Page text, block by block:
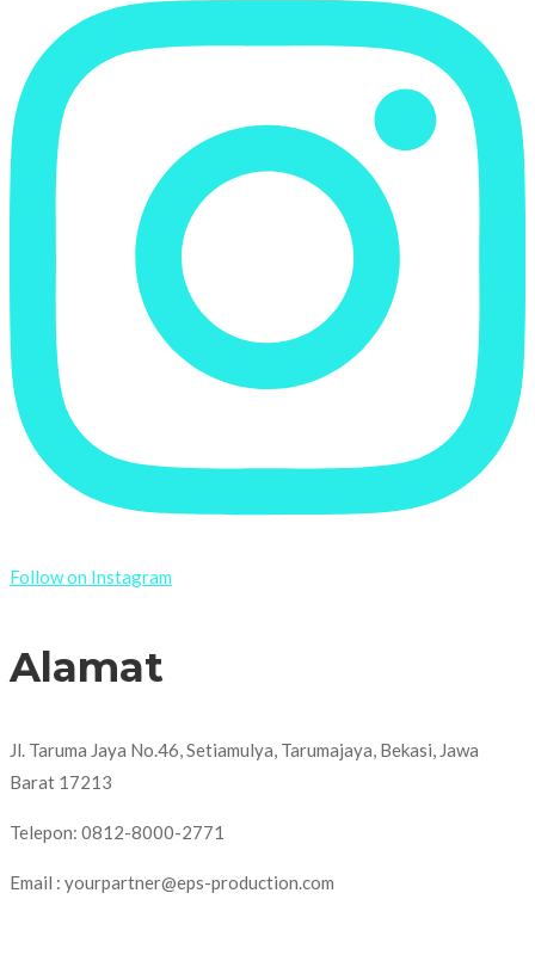
Follow on Instagram
Alamat
Jl. Taruma Jaya No.46, Setiamulya, Tarumajaya, Bekasi, Jawa
Barat 17213
Telepon: 0812-8000-2771
Email : yourpartner@eps-production.com